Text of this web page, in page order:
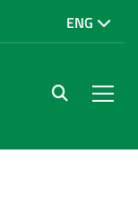
ENG
site.searc